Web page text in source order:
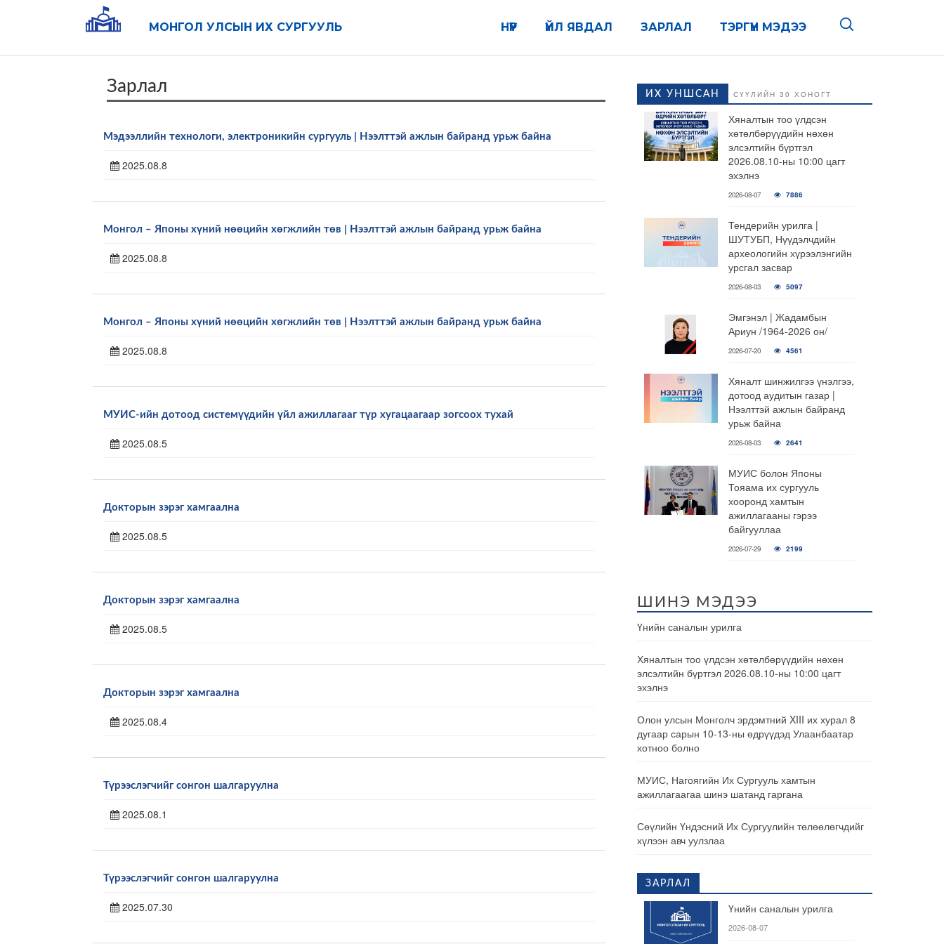
МОНГОЛ УЛСЫН ИХ СУРГУУЛЬ ТЭРГҮҮН МЭДЭЭ
ЗАРЛАЛ
ҮЙЛ ЯВДАЛ
НҮҮР
Зарлал
Мэдээллийн технологи, электроникийн сургууль | Нээлттэй ажлын байранд урьж байна
2025.08.8
Монгол – Японы хүний нөөцийн хөгжлийн төв | Нээлттэй ажлын байранд урьж байна
2025.08.8
Монгол – Японы хүний нөөцийн хөгжлийн төв | Нээлттэй ажлын байранд урьж байна
2025.08.8
МУИС-ийн дотоод системүүдийн үйл ажиллагааг түр хугацаагаар зогсоох тухай
2025.08.5
Докторын зэрэг хамгаална
2025.08.5
Докторын зэрэг хамгаална
2025.08.5
Докторын зэрэг хамгаална
2025.08.4
Түрээслэгчийг сонгон шалгаруулна
2025.08.1
Түрээслэгчийг сонгон шалгаруулна
2025.07.30
ИХ УНШСАН СҮҮЛИЙН 30 ХОНОГТ
Хяналтын тоо үлдсэн
хөтөлбөрүүдийн нөхөн
элсэлтийн бүртгэл
2026.08.10-ны 10:00 цагт
эхэлнэ
2026-08-07 7886
Тендерийн урилга |
ШУТУБП, Нүүдэлчдийн
археологийн хүрээлэнгийн
урсгал засвар
2026-08-03 5097
Эмгэнэл | Жадамбын
Ариун /1964-2026 он/
2026-07-20 4561
Хяналт шинжилгээ үнэлгээ,
дотоод аудитын газар |
Нээлттэй ажлын байранд
урьж байна
2026-08-03 2641
МУИС болон Японы
Тояама их сургууль
хооронд хамтын
ажиллагааны гэрээ
байгууллаа
2026-07-29 2199
ШИНЭ МЭДЭЭ
Үнийн саналын урилга
Хяналтын тоо үлдсэн хөтөлбөрүүдийн нөхөн
элсэлтийн бүртгэл 2026.08.10-ны 10:00 цагт
эхэлнэ
Олон улсын Монголч эрдэмтний XIII их хурал 8
дугаар сарын 10-13-ны өдрүүдэд Улаанбаатар
хотноо болно
МУИС, Нагоягийн Их Сургууль хамтын
ажиллагаагаа шинэ шатанд гаргана
Сөүлийн Үндэсний Их Сургуулийн төлөөлөгчдийг
хүлээн авч уулзлаа
ЗАРЛАЛ
Үнийн саналын урилга
2026-08-07